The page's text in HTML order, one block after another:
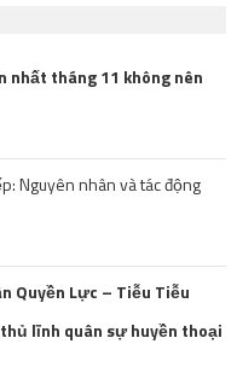
nhất tháng 11 không nên
Nguyên nhân và tác động
Quyền Lực – Tiễu Tiễu
lĩnh quân sự huyền thoại